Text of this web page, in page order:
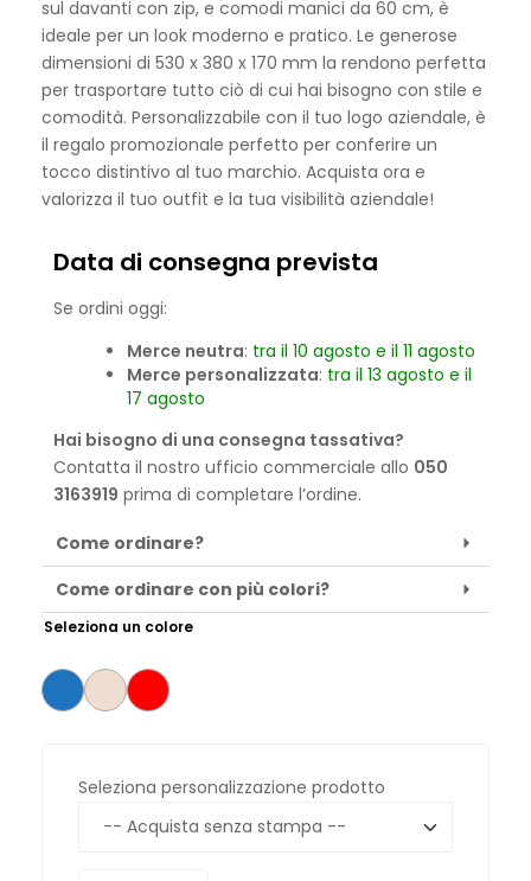
sul davanti con zip, e comodi manici da 60 cm, è
ideale per un look moderno e pratico. Le generose
dimensioni di 530 x 380 x 170 mm la rendono perfetta
per trasportare tutto ciò di cui hai bisogno con stile e
comodità. Personalizzabile con il tuo logo aziendale, è
il regalo promozionale perfetto per conferire un
tocco distintivo al tuo marchio. Acquista ora e
valorizza il tuo outfit e la tua visibilità aziendale!
Data di consegna prevista
Se ordini oggi:
Merce neutra: tra il 10 agosto e il 11 agosto
Merce personalizzata: tra il 13 agosto e il
17 agosto
Hai bisogno di una consegna tassativa?
Contatta il nostro ufficio commerciale allo 050
3163919 prima di completare l’ordine.
Come ordinare?
Come ordinare con più colori?
Seleziona un colore
Seleziona personalizzazione prodotto